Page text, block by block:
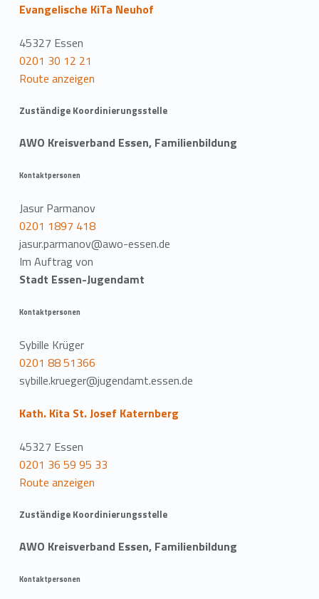
Evangelische KiTa Neuhof
45327 Essen
0201 30 12 21
Route anzeigen
Zuständige Koordinierungsstelle
AWO Kreisverband Essen, Familienbildung
Kontaktpersonen
Jasur Parmanov
0201 1897 418
jasur.parmanov@awo-essen.de
Im Auftrag von
Stadt Essen-Jugendamt
Kontaktpersonen
Sybille Krüger
0201 88 51366
sybille.krueger@jugendamt.essen.de
Kath. Kita St. Josef Katernberg
45327 Essen
0201 36 59 95 33
Route anzeigen
Zuständige Koordinierungsstelle
AWO Kreisverband Essen, Familienbildung
Kontaktpersonen